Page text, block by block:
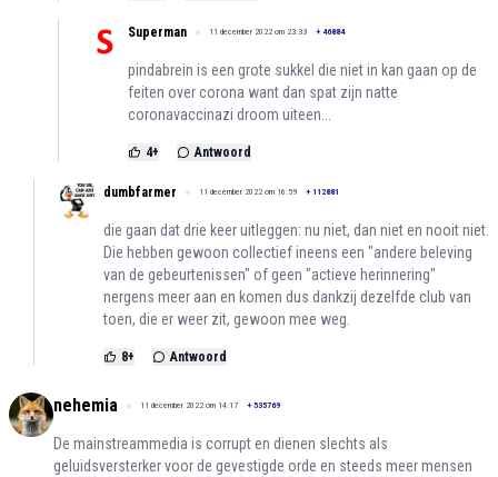
Superman 11 december 2022 om 23:33 + 46884
pindabrein is een grote sukkel die niet in kan gaan op de
feiten over corona want dan spat zijn natte
coronavaccinazi droom uiteen...
4+ Antwoord
dumbfarmer 11 december 2022 om 16:59 + 112881
die gaan dat drie keer uitleggen: nu niet, dan niet en nooit niet.
Die hebben gewoon collectief ineens een "andere beleving
van de gebeurtenissen" of geen "actieve herinnering"
nergens meer aan en komen dus dankzij dezelfde club van
toen, die er weer zit, gewoon mee weg.
8+ Antwoord
nehemia 11 december 2022 om 14:17 + 535769
De mainstreammedia is corrupt en dienen slechts als
geluidsversterker voor de gevestigde orde en steeds meer mensen